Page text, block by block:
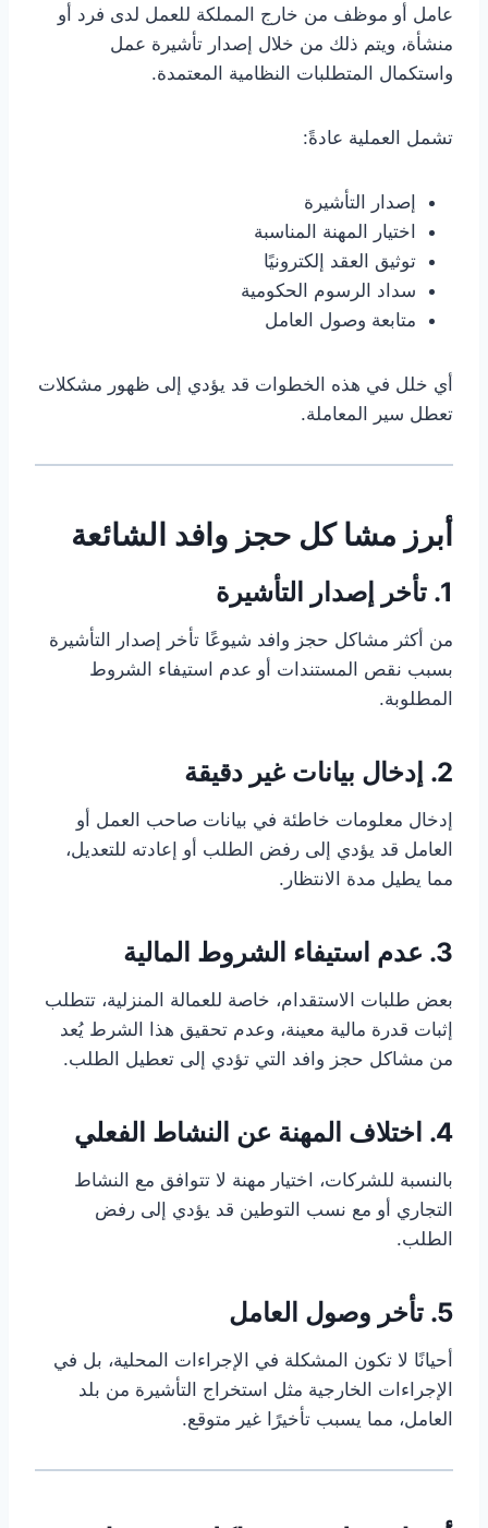
عامل أو موظف من خارج المملكة للعمل لدى فرد أو
منشأة، ويتم ذلك من خلال إصدار تأشيرة عمل
واستكمال المتطلبات النظامية المعتمدة.
تشمل العملية عادةً:
إصدار التأشيرة
اختيار المهنة المناسبة
توثيق العقد إلكترونيًا
سداد الرسوم الحكومية
متابعة وصول العامل
أي خلل في هذه الخطوات قد يؤدي إلى ظهور مشكلات
تعطل سير المعاملة.
أبرز مشا كل حجز وافد الشائعة
1. تأخر إصدار التأشيرة
من أكثر مشاكل حجز وافد شيوعًا تأخر إصدار التأشيرة
بسبب نقص المستندات أو عدم استيفاء الشروط
المطلوبة.
2. إدخال بيانات غير دقيقة
إدخال معلومات خاطئة في بيانات صاحب العمل أو
العامل قد يؤدي إلى رفض الطلب أو إعادته للتعديل،
مما يطيل مدة الانتظار.
3. عدم استيفاء الشروط المالية
بعض طلبات الاستقدام، خاصة للعمالة المنزلية، تتطلب
إثبات قدرة مالية معينة، وعدم تحقيق هذا الشرط يُعد
من مشاكل حجز وافد التي تؤدي إلى تعطيل الطلب.
4. اختلاف المهنة عن النشاط الفعلي
بالنسبة للشركات، اختيار مهنة لا تتوافق مع النشاط
التجاري أو مع نسب التوطين قد يؤدي إلى رفض
الطلب.
5. تأخر وصول العامل
أحيانًا لا تكون المشكلة في الإجراءات المحلية، بل في
الإجراءات الخارجية مثل استخراج التأشيرة من بلد
العامل، مما يسبب تأخيرًا غير متوقع.